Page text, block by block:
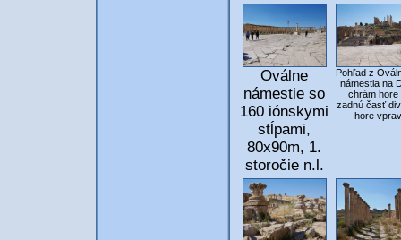
Oválne
námestie so
160 iónskymi
stĺpami,
80x90m, 1.
storočie n.l.
Pohľad z
námestia na
chrám hore
zadnú časť
- hore